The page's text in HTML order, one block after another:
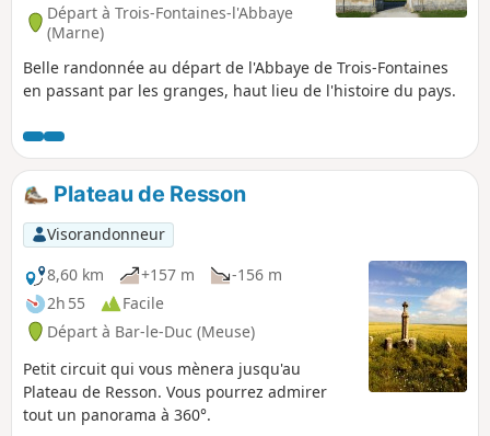
Départ à Trois-Fontaines-l'Abbaye
(Marne)
Belle randonnée au départ de l'Abbaye de Trois-Fontaines
en passant par les granges, haut lieu de l'histoire du pays.
Plateau de Resson
Visorandonneur
8,60 km
+157 m
-156 m
2h 55
Facile
Départ à Bar-le-Duc (Meuse)
Petit circuit qui vous mènera jusqu'au
Plateau de Resson. Vous pourrez admirer
tout un panorama à 360°.